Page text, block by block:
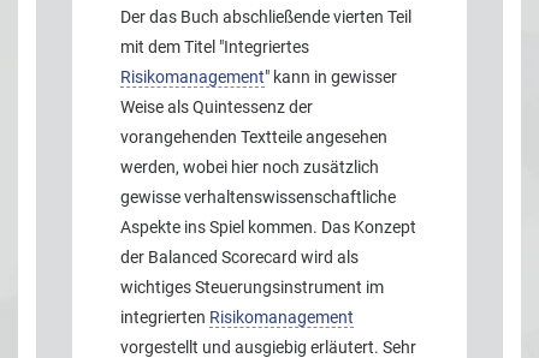
Der das Buch abschließende vierten Teil
mit dem Titel "Integriertes
Risikomanagement" kann in gewisser
Weise als Quintessenz der
vorangehenden Textteile angesehen
werden, wobei hier noch zusätzlich
gewisse verhaltenswissenschaftliche
Aspekte ins Spiel kommen. Das Konzept
der Balanced Scorecard wird als
wichtiges Steuerungsinstrument im
integrierten Risikomanagement
vorgestellt und ausgiebig erläutert. Sehr